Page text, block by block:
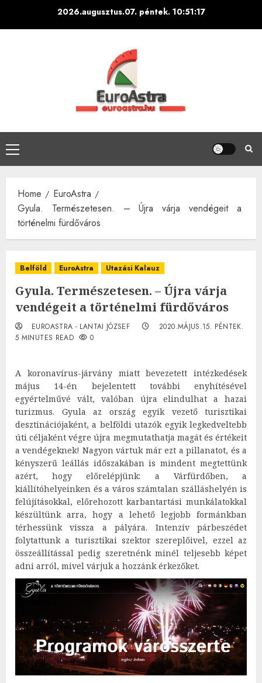
2026.augusztus.07. péntek. 10:51:18
Primary
Menu
Home
EuroAstra
Gyula. Természetesen. – Újra várja vendégeit a
történelmi fürdőváros
Belföld EuroAstra Utazási Kalauz
Gyula. Természetesen. – Újra várja
vendégeit a történelmi fürdőváros
EUROASTRA - LANTAI JÓZSEF
2020.MÁJUS.15. PÉNTEK.
5 MINUTES READ
0
A koronavírus-járvány miatt bevezetett intézkedések
május 14-én bejelentett további enyhítésével
egyértelművé vált, valóban újra elindulhat a hazai
turizmus. Gyula az ország egyik vezető turisztikai
desztinációjaként, a belföldi utazók egyik legkedveltebb
úti céljaként végre újra megmutathatja magát és értékeit
a vendégeknek! Nagyon vártuk már ezt a pillanatot, és a
kényszerű leállás időszakában is mindent megtettünk
azért, hogy előrelépjünk: a Várfürdőben, a
kiállítóhelyeinken és a város számtalan szálláshelyén is
felújításokkal, előrehozott karbantartási munkálatokkal
készültünk arra, hogy a lehető legjobb formánkban
térhessünk vissza a pályára. Intenzív párbeszédet
folytattunk a turisztikai szektor szereplőivel, ezzel az
összeállítással pedig szeretnénk minél teljesebb képet
adni arról, mivel várjuk a hozzánk érkezőket.